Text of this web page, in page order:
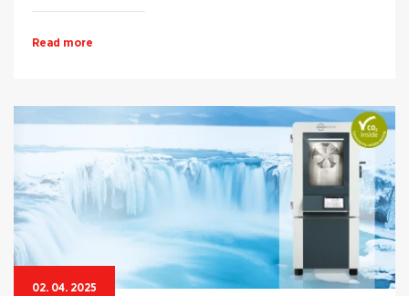
Read more
02. 04. 2025